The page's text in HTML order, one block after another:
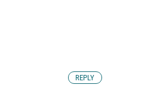
REPLY